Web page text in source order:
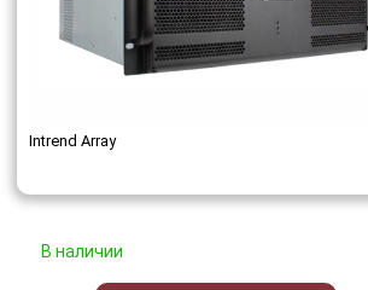
Intrend Array
В наличии